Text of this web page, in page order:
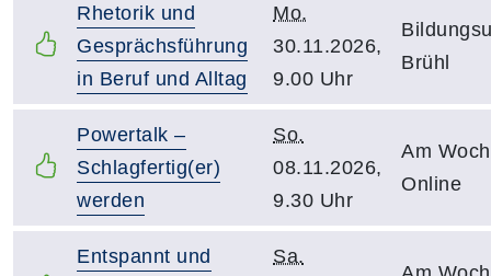
Rhetorik und
Gesprächsführung
in Beruf und Alltag
Mo.
30.11.2026,
9.00 Uhr
Brühl
Powertalk –
Schlagfertig(er)
werden
So.
08.11.2026,
9.30 Uhr
Am
Online
Entspannt und
Sa.